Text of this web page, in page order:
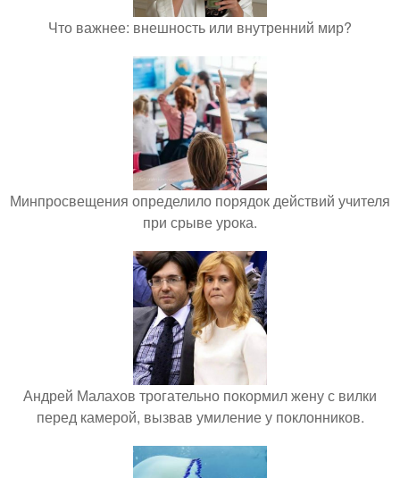
Что важнее: внешность или внутренний мир?
Минпросвещения определило порядок действий учителя
при срыве урока.
Андрей Малахов трогательно покормил жену с вилки
перед камерой, вызвав умиление у поклонников.